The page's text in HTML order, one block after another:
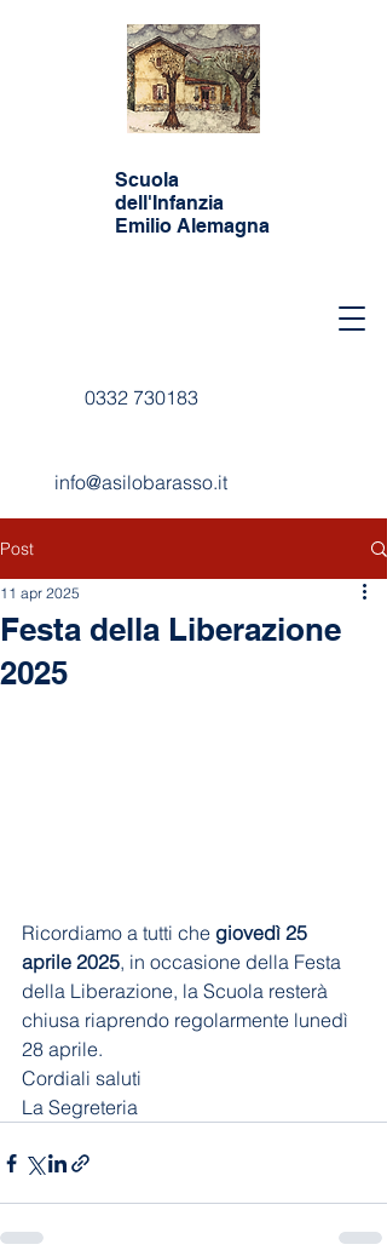
Scuola
dell'Infanzia
Emilio Alemagna
0332 730183
info@asilobarasso.it
Post
Festa della Liberazione
2025
11 apr 2025
Ricordiamo a tutti che giovedì 25
aprile 2025, in occasione della Festa
della Liberazione, la Scuola resterà
chiusa riaprendo regolarmente lunedì
28 aprile.
Cordiali saluti
La Segreteria